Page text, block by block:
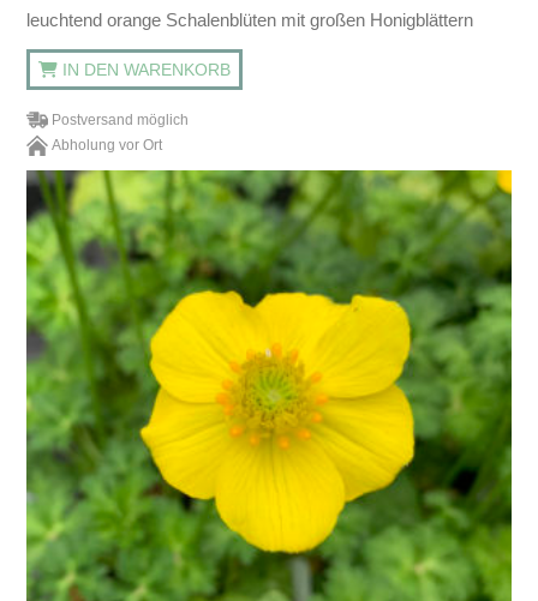
leuchtend orange Schalenblüten mit großen Honigblättern
IN DEN WARENKORB
Postversand möglich
Abholung vor Ort